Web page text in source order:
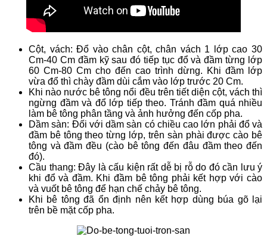
Cột, vách: Đổ vào chân cột, chân vách 1 lớp cao 30
Cm-40 Cm đầm kỹ sau đó tiếp tục đổ và đầm từng lớp
60 Cm-80 Cm cho đến cao trình dừng. Khi đầm lớp
vừa đổ thì chày đầm dùi cắm vào lớp trước 20 Cm.
Khi nào nước bê tông nổi đều trên tiết diện cột, vách thì
ngừng đầm và đổ lớp tiếp theo. Tránh đầm quá nhiều
làm bê tông phân tầng và ảnh hưởng đến cốp pha.
Dầm sàn: Đối với dầm sàn có chiều cao lớn phải đổ và
đầm bê tông theo từng lớp, trên sàn phài được cào bê
tông và đầm đều (cào bê tông đến đâu đầm theo đến
đó).
Cầu thang: Đây là cấu kiện rất dễ bị rỗ do đó cần lưu ý
khi đổ và đầm. Khi đầm bê tông phải kết hợp với cào
và vuốt bê tông để hạn chế chảy bê tông.
Khi bê tông đã ổn định nên kết hợp dùng búa gõ lại
trên bề mặt cốp pha.